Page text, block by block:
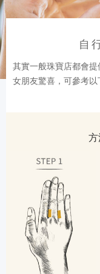
自
其實一般珠寶店都會
女朋友驚喜，可參考以
方